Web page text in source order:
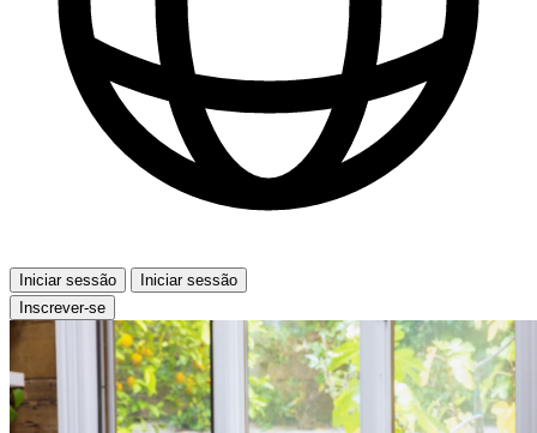
Iniciar sessão
Iniciar sessão
Inscrever-se